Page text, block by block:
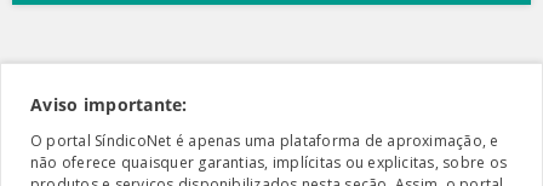
Aviso importante:
O portal SíndicoNet é apenas uma plataforma de aproximação, e
não oferece quaisquer garantias, implícitas ou explicitas, sobre os